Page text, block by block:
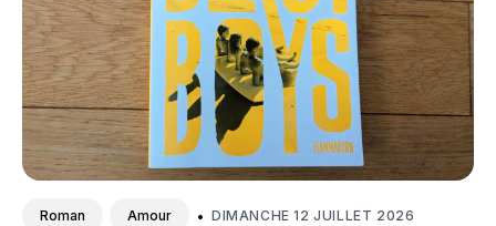
Roman Amour • DIMANCHE 12 JUILLET 2026